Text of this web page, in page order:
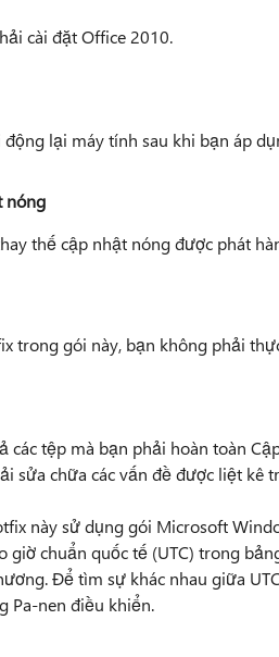
cài đặt Office 2010.
lại máy tính sau khi bạn áp
nóng
thế cập nhật nóng được phát
trong gói này, bạn không phải
các tệp mà bạn phải hoàn toàn
sửa chữa các vấn đề được liệt kê
này sử dụng gói Microsoft
giờ chuẩn quốc tế (UTC) trong
Để tìm sự khác nhau giữa
Pa-nen điều khiển.